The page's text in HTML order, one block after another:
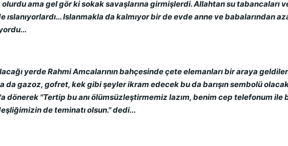
ama gel gör ki sokak savaşlarına girmişlerdi. Allahtan su tabancaları
Islanmakla da kalmıyor bir de evde anne ve babalarından
yerde Rahmi Amcalarının bahçesinde çete elemanları bir araya
gazoz, gofret, kek gibi şeyler ikram edecek bu da barışın sembolü
dönerek ''Tertip bu anı ölümsüzleştirmemiz lazım, benim cep telefonum
de teminatı olsun.'' dedi...